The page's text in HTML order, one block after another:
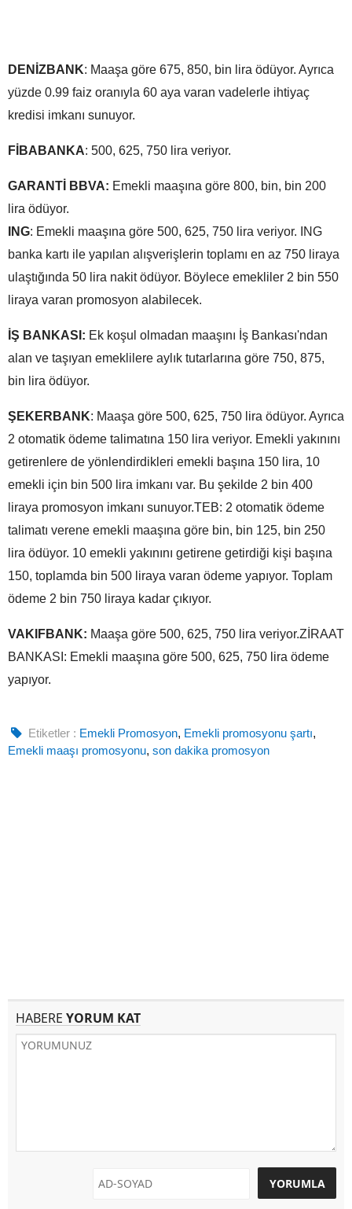
DENİZBANK: Maaşa göre 675, 850, bin lira ödüyor. Ayrıca
yüzde 0.99 faiz oranıyla 60 aya varan vadelerle ihtiyaç
kredisi imkanı sunuyor.
FİBABANKA: 500, 625, 750 lira veriyor.
GARANTİ BBVA: Emekli maaşına göre 800, bin, bin 200
lira ödüyor.
ING: Emekli maaşına göre 500, 625, 750 lira veriyor. ING
banka kartı ile yapılan alışverişlerin toplamı en az 750 liraya
ulaştığında 50 lira nakit ödüyor. Böylece emekliler 2 bin 550
liraya varan promosyon alabilecek.
İŞ BANKASI: Ek koşul olmadan maaşını İş Bankası'ndan
alan ve taşıyan emeklilere aylık tutarlarına göre 750, 875,
bin lira ödüyor.
ŞEKERBANK: Maaşa göre 500, 625, 750 lira ödüyor. Ayrıca
2 otomatik ödeme talimatına 150 lira veriyor. Emekli yakınını
getirenlere de yönlendirdikleri emekli başına 150 lira, 10
emekli için bin 500 lira imkanı var. Bu şekilde 2 bin 400
liraya promosyon imkanı sunuyor.TEB: 2 otomatik ödeme
talimatı verene emekli maaşına göre bin, bin 125, bin 250
lira ödüyor. 10 emekli yakınını getirene getirdiği kişi başına
150, toplamda bin 500 liraya varan ödeme yapıyor. Toplam
ödeme 2 bin 750 liraya kadar çıkıyor.
VAKIFBANK: Maaşa göre 500, 625, 750 lira veriyor.ZİRAAT
BANKASI: Emekli maaşına göre 500, 625, 750 lira ödeme
yapıyor.
Etiketler : Emekli Promosyon, Emekli promosyonu şartı,
Emekli maaşı promosyonu, son dakika promosyon
HABERE YORUM KAT